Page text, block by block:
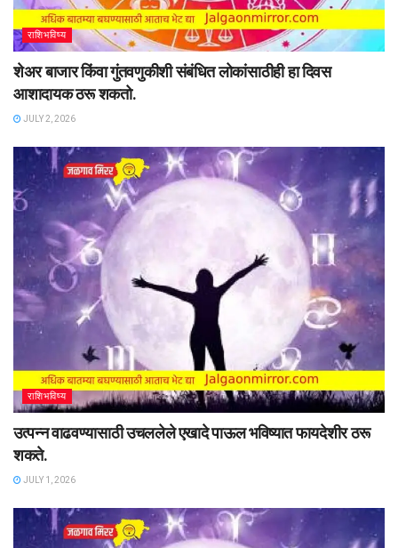
राशिभविष्य
शेअर बाजार किंवा गुंतवणुकीशी संबंधित लोकांसाठीही हा दिवस
आशादायक ठरू शकतो.
JULY 2, 2026
राशिभविष्य
उत्पन्न वाढवण्यासाठी उचललेले एखादे पाऊल भविष्यात फायदेशीर ठरू
शकते.
JULY 1, 2026